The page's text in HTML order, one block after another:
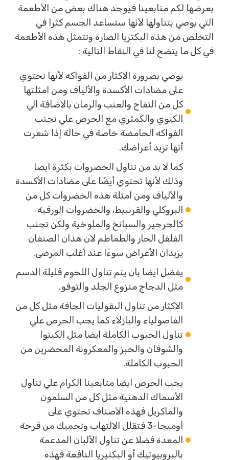
بعرضها لكم متابعينا فيوجد هناك بعض من الأطعمة
التي يوصي بتناولها لأنها ستساعد الجسم كثرا في
التخلص من هذه البكتريا الضارة وتتمثل هذه الأطعمة
في كل ما يتضح لنا في النقاط التالية :
يوصي بضرورة الاكثار من الفواكه لأنها تحتوي
على مضادات الأكسدة والألياف ومن امثلتها
كل من التفاح والعنب والرمان بالاضافة الي
الكيوي والكمثري مع الحرص علي تجنب
الفواكه الحامضة خاصة في حالة إذا شعرت
أنها تزيد أعراضك.
كما لا بد من تناول الخضروات بكثرة ايضا
وذلك لأنها تحتوي أيضًا على مضادات الأكسدة
والألياف ومن امثلة هذه الخضروات كل من
البروكلي والقرنبيط، والخضروات الورقية
كالجرجير والسبانخ والملوخية ولكن تجنب
الفلفل الحار والطماطم لان هذان الصنفان
يزيدان الأعراض سوءًا عند أغلب المرضى.
يفضل ايضا بان يتم تناول اللحوم قليلة الدسم
مثل الدجاج منزوع الجلد والتوفو.
الاكثار من تناول البقوليات الجافة مثل كل من
الفاصولياء والبازلاء كما يجب الحرص علي
تناول الحبوب الكاملة ايضا مثل الكينوا
والشوفان والخبز والمعكرونة المحضرين من
الحبوب الكاملة.
يجب الحرص ايضا متابعينا الكرام علي تناول
الأسماك الدهنية مثل كل من السلمون
والماكريل فهذه الأصناف تحتوي على
أوميجا-3 فتقلل الالتهاب وتحميك من قرحة
المعدة فضلا عن تناول الألبان المدعمة
بالبروبيوتيك أو البكتيريا النافعة فهذه